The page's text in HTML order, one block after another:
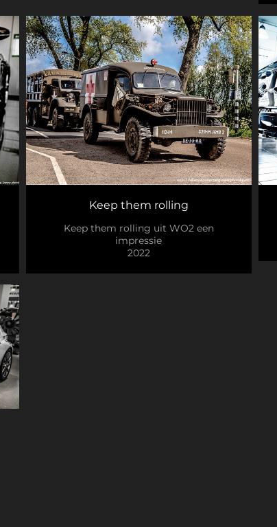
Keep them rolling
Keep them rolling uit WO2 een
impressie
2022